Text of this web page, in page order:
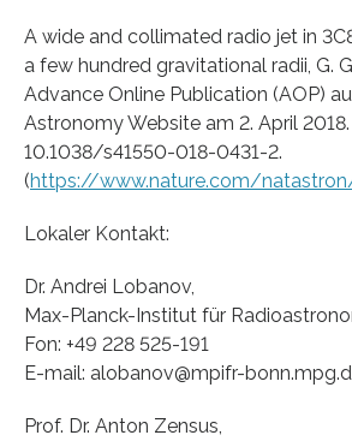
A wide and collimated radio jet in
a few hundred gravitational radii, G.
Advance Online Publication (AOP)
Astronomy Website am 2. April 2018.
10.1038/s41550-018-0431-2.
(https://www.nature.com/
Lokaler Kontakt:
Dr. Andrei Lobanov,
Max-Planck-Institut für
Fon: +49 228 525-191
E-mail: alobanov@mpifr-
Prof. Dr. Anton Zensus,